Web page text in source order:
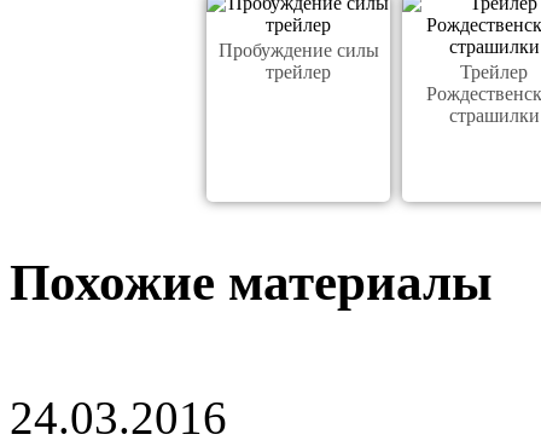
Пробуждение силы
трейлер
Трейлер
страшилки
Похожие материалы
24.03.2016